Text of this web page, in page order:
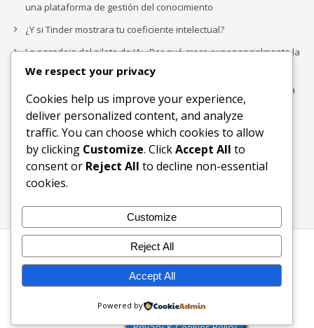
una plataforma de gestión del conocimiento
¿Y si Tinder mostrara tu coeficiente intelectual?
La paradoja del piloto de IA: ¿Por qué crece exponencialmente la
complejidad de la IA empresarial?
Los organigramas de marketing se crearon para los canales. La
IA acaba de dejarlos obsoletos.
Buscar
Buscar
Inicio Blog
Bloques Temáticos
Contactos
We respect your privacy
Cookies help us improve your experience,
deliver personalized content, and analyze
traffic. You can choose which cookies to allow
by clicking Customize. ClickAccept All to
consent or Reject All to decline non-essential
cookies.
Customize
Reject All
Accept All
Powered by